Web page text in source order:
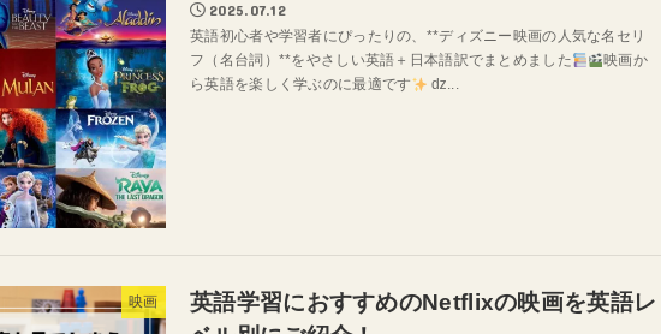
2025.07.12
英語初心者や学習者にぴったりの、**ディズニー映画の人気な名セリ
フ（名台詞）**をやさしい英語＋日本語訳でまとめました
映画か
ら英語を楽しく学ぶのに最適です
ǳ...
映画
英語学習におすすめのNetflixの映画を英語レ